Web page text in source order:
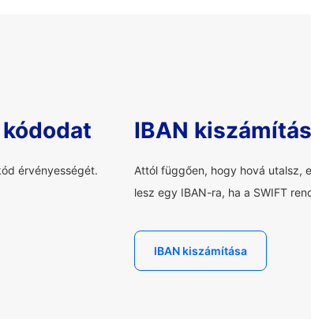
érvényességét.
IBAN
Attól függően, hogy hová utalsz,
lesz egy IBAN-ra, ha a SWIFT
IBAN kiszámítása